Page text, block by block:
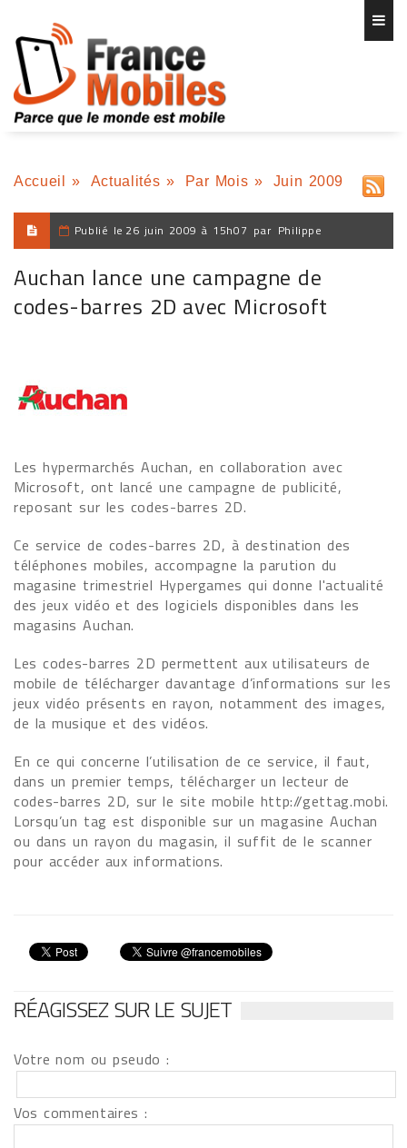
Accueil » Actualités » Par Mois » Juin 2009
Publié le 26 juin 2009 à 15h07 par Philippe
Auchan lance une campagne de
codes-barres 2D avec Microsoft
Les hypermarchés Auchan, en collaboration avec
Microsoft, ont lancé une campagne de publicité,
reposant sur les codes-barres 2D.
Ce service de codes-barres 2D, à destination des
téléphones mobiles, accompagne la parution du
magasine trimestriel Hypergames qui donne l'actualité
des jeux vidéo et des logiciels disponibles dans les
magasins Auchan.
Les codes-barres 2D permettent aux utilisateurs de
mobile de télécharger davantage d’informations sur les
jeux vidéo présents en rayon, notamment des images,
de la musique et des vidéos.
En ce qui concerne l’utilisation de ce service, il faut,
dans un premier temps, télécharger un lecteur de
codes-barres 2D, sur le site mobile http://gettag.mobi.
Lorsqu’un tag est disponible sur un magasine Auchan
ou dans un rayon du magasin, il suffit de le scanner
pour accéder aux informations.
RÉAGISSEZ SUR LE SUJET
Votre nom ou pseudo :
Vos commentaires :